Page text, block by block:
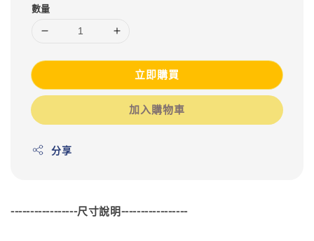
數量
立即購買
加入購物車
分享
-----------------尺寸說明-----------------